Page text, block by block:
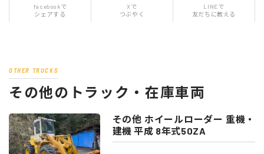
facebookで
シェアする
Xで
つぶやく
LINEで
友だちに教える
OTHER TRUCKS
その他のトラック・在庫車両
その他 ホイールローダー 重機・
建機 平成 8年式50ZA